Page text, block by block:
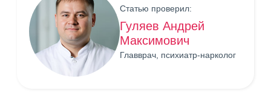
Статью проверил:
Гуляев Андрей
Максимович
Главврач, психиатр-нарколог